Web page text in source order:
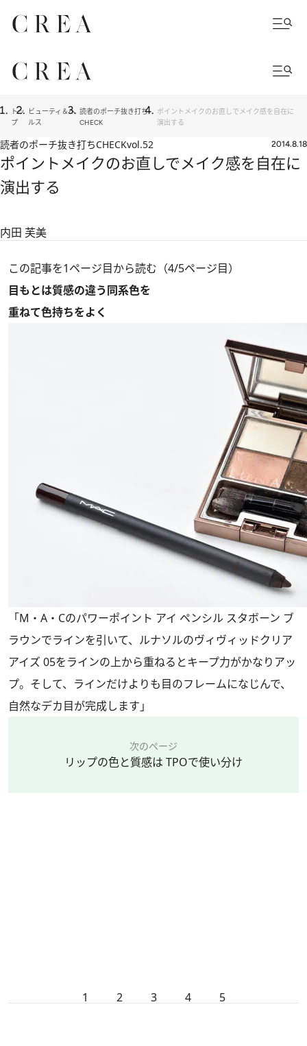
トッ
プ
ビューティ＆ヘ
ルス
読者のポーチ抜き打ち
CHECK
ポイントメイクのお直しでメイク感を自在に
演出する
読者のポーチ抜き打ちCHECKvol.52 2014.8.18
ポイントメイクのお直しでメイク感を自在に
演出する
内田 芙美
この記事を1ページ目から読む（4/5ページ目）
目もとは質感の違う同系色を
重ねて色持ちをよく
「M・A・Cのパワーポイント アイ ペンシル スタボーン ブ
ラウンでラインを引いて、ルナソルのヴィヴィッドクリア
アイズ 05をラインの上から重ねるとキープ力がかなりアッ
プ。そして、ラインだけよりも目のフレームになじんで、
自然なデカ目が完成します」
次のページ
リップの色と質感は TPOで使い分け
1 2 3 4 5